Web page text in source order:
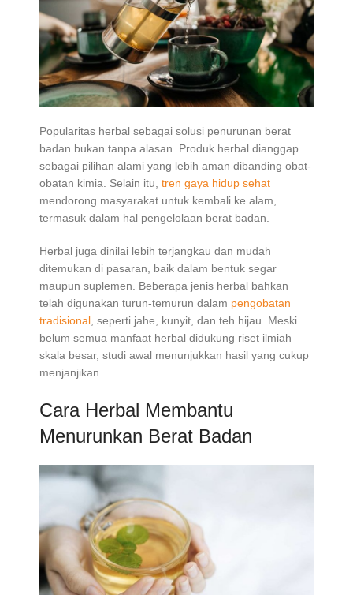
Popularitas herbal sebagai solusi penurunan berat
badan bukan tanpa alasan. Produk herbal dianggap
sebagai pilihan alami yang lebih aman dibanding obat-
obatan kimia. Selain itu, tren gaya hidup sehat
mendorong masyarakat untuk kembali ke alam,
termasuk dalam hal pengelolaan berat badan.
Herbal juga dinilai lebih terjangkau dan mudah
ditemukan di pasaran, baik dalam bentuk segar
maupun suplemen. Beberapa jenis herbal bahkan
telah digunakan turun-temurun dalam pengobatan
tradisional, seperti jahe, kunyit, dan teh hijau. Meski
belum semua manfaat herbal didukung riset ilmiah
skala besar, studi awal menunjukkan hasil yang cukup
menjanjikan.
Cara Herbal Membantu
Menurunkan Berat Badan